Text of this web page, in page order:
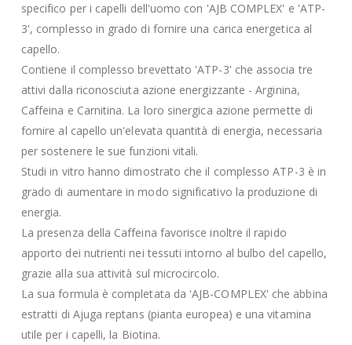
specifico per i capelli dell'uomo con 'AJB COMPLEX' e 'ATP-
3', complesso in grado di fornire una carica energetica al
capello.
Contiene il complesso brevettato 'ATP-3' che associa tre
attivi dalla riconosciuta azione energizzante - Arginina,
Caffeina e Carnitina. La loro sinergica azione permette di
fornire al capello un'elevata quantità di energia, necessaria
per sostenere le sue funzioni vitali.
Studi in vitro hanno dimostrato che il complesso ATP-3 è in
grado di aumentare in modo significativo la produzione di
energia.
La presenza della Caffeina favorisce inoltre il rapido
apporto dei nutrienti nei tessuti intorno al bulbo del capello,
grazie alla sua attività sul microcircolo.
La sua formula è completata da 'AJB-COMPLEX' che abbina
estratti di Ajuga reptans (pianta europea) e una vitamina
utile per i capelli, la Biotina.